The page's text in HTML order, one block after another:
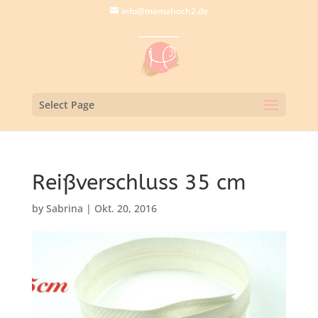
info@mamahoch2.de
Select Page
Reißverschluss 35 cm
by Sabrina | Okt. 20, 2016